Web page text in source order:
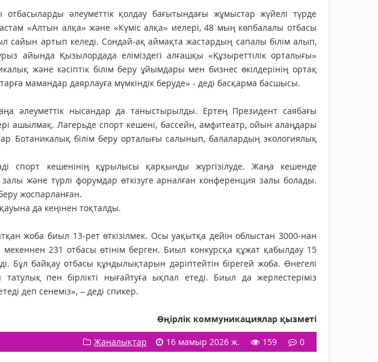
әлеуметтік қолдау бағытындағы жұмыстар жүйелі түрде
«Алтын алқа» және «Күміс алқа» иелері, 48 мың көпбалалы отбасы
сайын артып келеді. Сондай-ақ аймақта жастардың сапалы білім алып,
айында Қызылордада еліміздегі алғашқы «Құзыреттілік орталығы»
және кәсіптік білім беру ұйымдары мен бизнес өкілдерінің ортақ
мамандар даярлауға мүмкіндік беруде» - деді басқарма басшысы.
әлеуметтік нысандар да таныстырылды. Ертең Президент саябағы
ашылмақ. Лагерьде спорт кешені, бассейн, амфитеатр, ойын алаңдары
Ботаникалық білім беру орталығы салынып, балалардың экологиялық
спорт кешенінің құрылысы қарқынды жүргізілуде. Жаңа кешенде
және түрлі форумдар өткізуге арналған конференция залы болады.
жоспарланған.
да кеңінен тоқталды.
жоба биыл 13-рет өткізілмек. Осы уақытқа дейін облыстан 3000-нан
231 отбасы өтінім берген. Биыл конкурсқа құжат қабылдау 15
Бұл байқау отбасы құндылықтарын дәріптейтін бірегей жоба. Өнегелі
пен бірлікті нығайтуға ықпал етеді. Биыл да жерлестеріміз
деп сенеміз», – деді спикер.
Өңірлік коммуникациялар қызметі
Жаңалықтар
16 мамыр 2026 ж. 159 0